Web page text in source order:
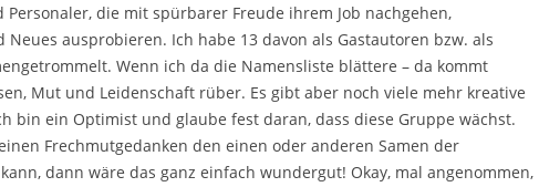
Personaler, die mit spürbarer Freude ihrem Job nachgehen,
ausprobieren. Ich habe 13 davon als Gastautoren bzw. als
Wenn ich da die Namensliste blättere – da kommt
Mut und Leidenschaft rüber. Es gibt aber noch viele mehr kreative
bin ein Optimist und glaube fest daran, dass diese Gruppe wächst.
Frechmutgedanken den einen oder anderen Samen der
dann wäre das ganz einfach wundergut! Okay, mal angenommen,